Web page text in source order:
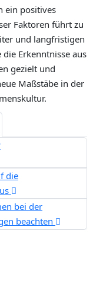
ein positives
Faktoren führt zu
und langfristigen
Erkenntnisse aus
gezielt und
Maßstäbe in der
die
bei der
beachten